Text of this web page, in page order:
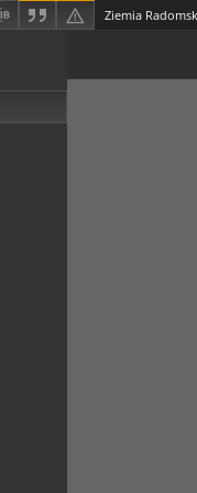
Ziemia